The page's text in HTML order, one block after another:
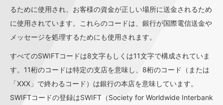
るために使用され、お客様の資金が正しい場所に送金されるため
に使用されています。これらのコードは、銀行が国際電信送金や
メッセージを処理するためにも使用されます。
すべてのSWIFTコードは8文字もしくは11文字で構成されていま
す。11桁のコードは特定の支店を意味し、8桁のコード（または
「XXX」で終わるコード）は銀行の本店を意味しています。
SWIFTコードの登録はSWIFT（Society for Worldwide Interbank